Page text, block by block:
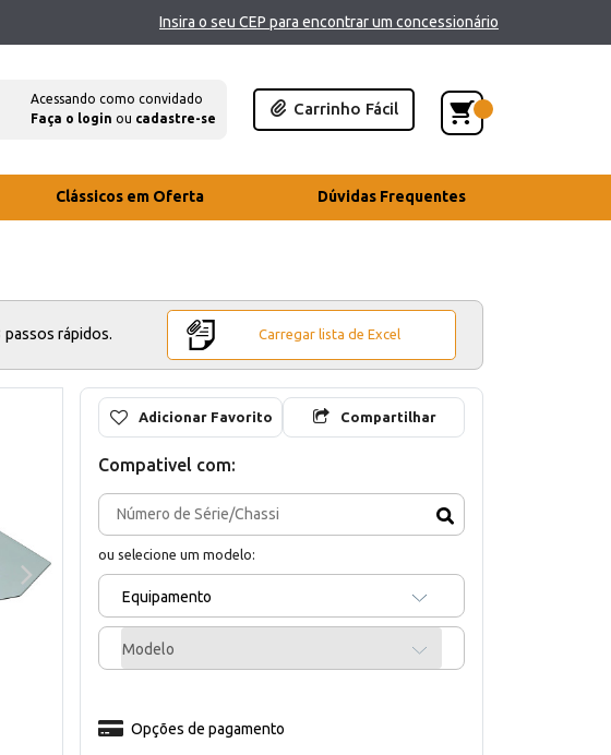
Insira o seu CEP para encontrar um concessionário
Acessando como convidado
Faça o login ou cadastre-se
Carrinho Fácil
Clássicos em Oferta Dúvidas Frequentes
passos rápidos. Carregar lista de Excel
Adicionar Favorito Compartilhar
Compativel com:
ou selecione um modelo:
Equipamento
Modelo
Opções de pagamento